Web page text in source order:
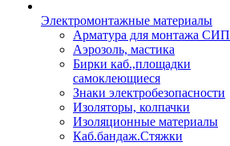
Электромонтажные материалы
Арматура для монтажа СИП
Аэрозоль, мастика
Бирки каб.,площадки
самоклеющиеся
Знаки электробезопасности
Изоляторы, колпачки
Изоляционные материалы
Каб.бандаж.Стяжки